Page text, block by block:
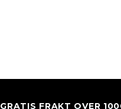
GRATIS FRAKT OVER